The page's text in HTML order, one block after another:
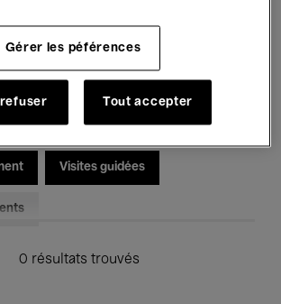
Kids’ Palace
Visites guidées
0 résultats trouvés
Gérer les péférences
Tout accepter